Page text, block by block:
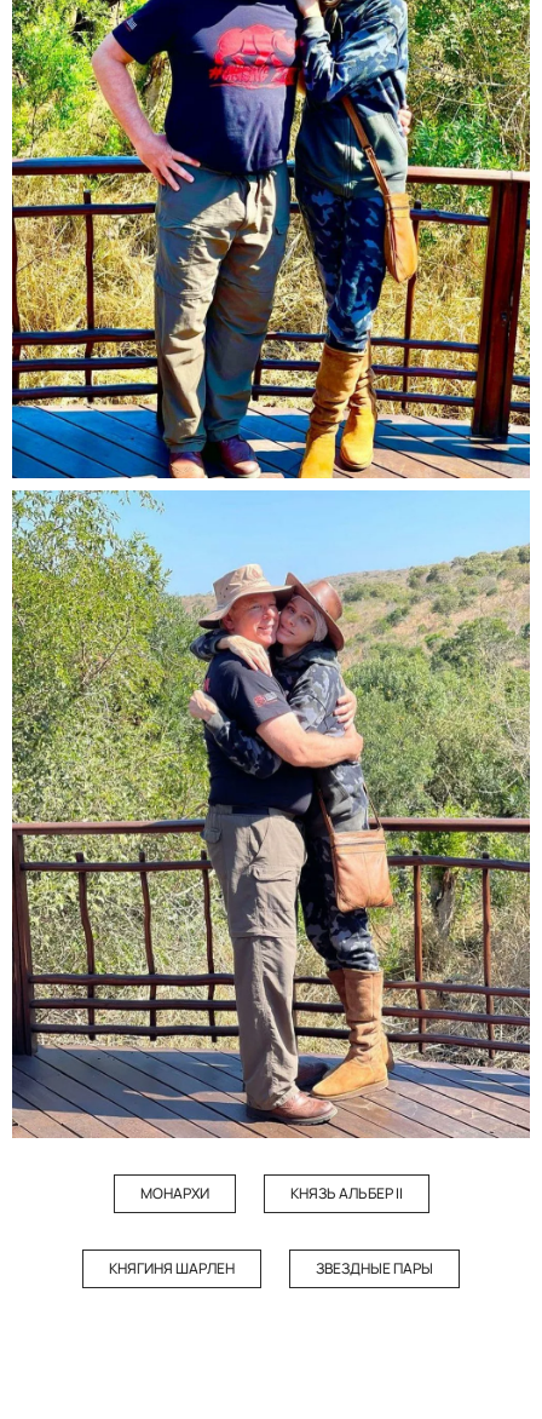
МОНАРХИ КНЯЗЬ АЛЬБЕР II
КНЯГИНЯ ШАРЛЕН ЗВЕЗДНЫЕ ПАРЫ